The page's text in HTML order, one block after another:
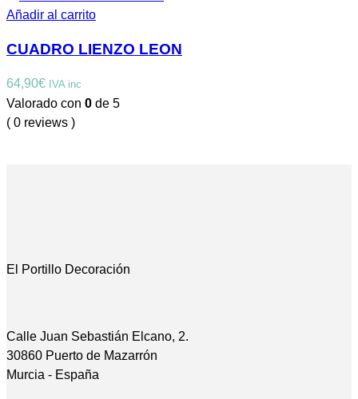
Añadir al carrito
CUADRO LIENZO LEON
64,90€ IVA inc
Valorado con 0 de 5
( 0 reviews )
El Portillo Decoración
Calle Juan Sebastián Elcano, 2.
30860 Puerto de Mazarrón
Murcia - España